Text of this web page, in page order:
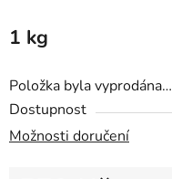
1 kg
Položka byla vyprodána…
Dostupnost
Možnosti doručení